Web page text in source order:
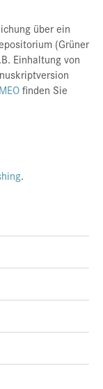
über ein
(Grüner
Einhaltung von
finden Sie
.